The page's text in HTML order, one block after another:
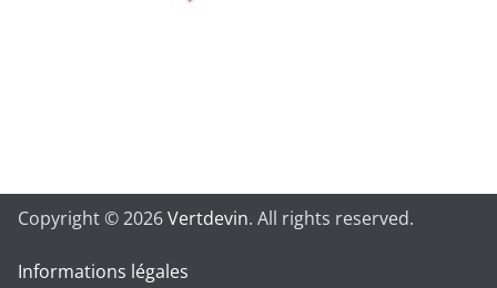
Copyright © 2026Vertdevin. All rights reserved.
Informations légales